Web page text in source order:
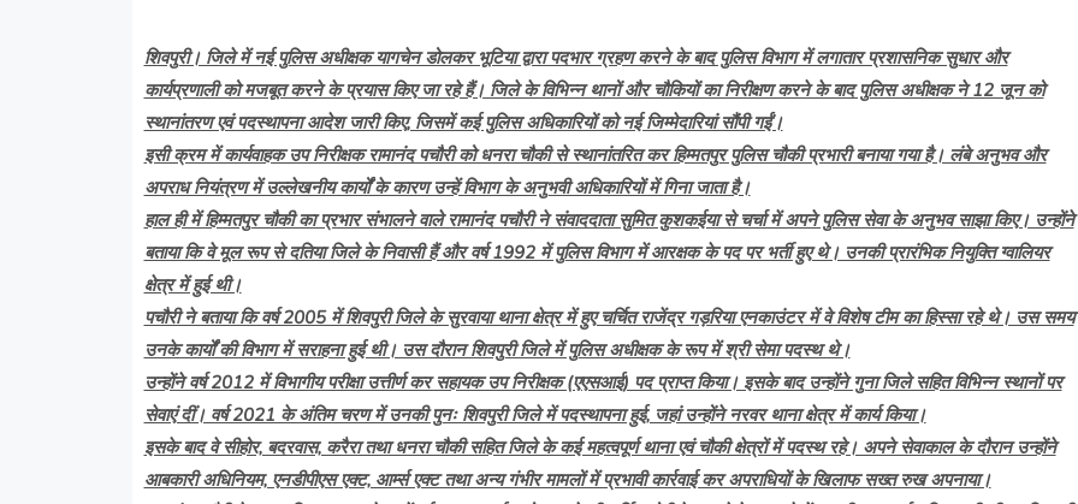
शिवपुरी। जिले में नई पुलिस अधीक्षक यागचेन डोलकर भूटिया द्वारा पदभार ग्रहण करने के बाद पुलिस विभाग में लगातार प्रशासनिक सुधार और
कार्यप्रणाली को मजबूत करने के प्रयास किए जा रहे हैं। जिले के विभिन्न थानों और चौकियों का निरीक्षण करने के बाद पुलिस अधीक्षक ने 12 जून को
स्थानांतरण एवं पदस्थापना आदेश जारी किए, जिसमें कई पुलिस अधिकारियों को नई जिम्मेदारियां सौंपी गईं।
इसी क्रम में कार्यवाहक उप निरीक्षक रामानंद पचौरी को धनरा चौकी से स्थानांतरित कर हिम्मतपुर पुलिस चौकी प्रभारी बनाया गया है। लंबे अनुभव और
अपराध नियंत्रण में उल्लेखनीय कार्यों के कारण उन्हें विभाग के अनुभवी अधिकारियों में गिना जाता है।
हाल ही में हिम्मतपुर चौकी का प्रभार संभालने वाले रामानंद पचौरी ने संवाददाता सुमित कुशकईया से चर्चा में अपने पुलिस सेवा के अनुभव साझा किए। उन्होंने
बताया कि वे मूल रूप से दतिया जिले के निवासी हैं और वर्ष 1992 में पुलिस विभाग में आरक्षक के पद पर भर्ती हुए थे। उनकी प्रारंभिक नियुक्ति ग्वालियर
क्षेत्र में हुई थी।
पचौरी ने बताया कि वर्ष 2005 में शिवपुरी जिले के सुरवाया थाना क्षेत्र में हुए चर्चित राजेंद्र गड़रिया एनकाउंटर में वे विशेष टीम का हिस्सा रहे थे। उस समय
उनके कार्यों की विभाग में सराहना हुई थी। उस दौरान शिवपुरी जिले में पुलिस अधीक्षक के रूप में श्री सेमा पदस्थ थे।
उन्होंने वर्ष 2012 में विभागीय परीक्षा उत्तीर्ण कर सहायक उप निरीक्षक (एएसआई) पद प्राप्त किया। इसके बाद उन्होंने गुना जिले सहित विभिन्न स्थानों पर
सेवाएं दीं। वर्ष 2021 के अंतिम चरण में उनकी पुनः शिवपुरी जिले में पदस्थापना हुई, जहां उन्होंने नरवर थाना क्षेत्र में कार्य किया।
इसके बाद वे सीहोर, बदरवास, करैरा तथा धनरा चौकी सहित जिले के कई महत्वपूर्ण थाना एवं चौकी क्षेत्रों में पदस्थ रहे। अपने सेवाकाल के दौरान उन्होंने
आबकारी अधिनियम, एनडीपीएस एक्ट, आर्म्स एक्ट तथा अन्य गंभीर मामलों में प्रभावी कार्रवाई कर अपराधियों के खिलाफ सख्त रुख अपनाया।